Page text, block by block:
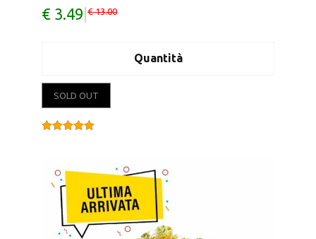
€ 3.49 € 13.00
Quantità
SOLD OUT